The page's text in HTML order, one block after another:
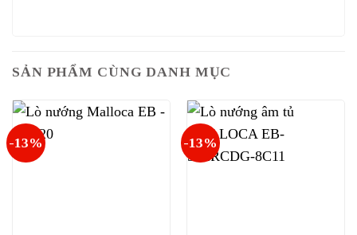
SẢN PHẨM CÙNG DANH MỤC
-13% -13%